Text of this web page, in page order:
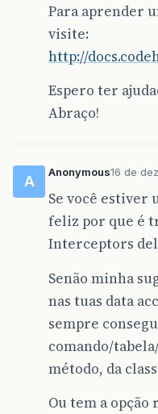
Para aprender
visite:
http://
Espero ter
Abraço!
A
Anonymous16 de
Se você estiver
feliz por que é
Interceptors
Senão minha
nas tuas data
sempre
comando/
método, da
Ou tem a